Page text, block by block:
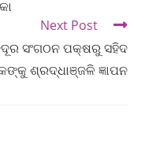
Next Post
ସଂଗଠନ ପକ୍ଷରୁ ସହିଦ
ଶ୍ରଦ୍ଧାଞ୍ଜଳି ଜ୍ଞାପନ